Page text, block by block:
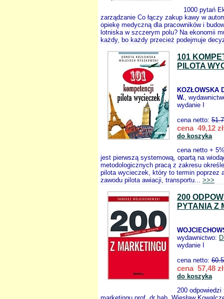
1000 pytań
zarządzanie Co łączy zakup kawy w
opiekę medyczną dla pracowników i
lotniska w szczerym polu? Na ekonomii
każdy, bo każdy przecież podejmuje
101
PILOTA
KOZŁOWSKA
W.,
wydanie I
cena netto:
cena 49,12 zł
do koszyka
cena netto +
jest pierwszą systemową, opartą na
metodologicznych pracą z zakresu
pilota wycieczek, który to termin poprzez
zawodu pilota awiacji, transportu... >>>
200
PYTANIA Z
wydawnictwo:
wydanie I
cena netto:
cena 57,48 zł
do koszyka
200